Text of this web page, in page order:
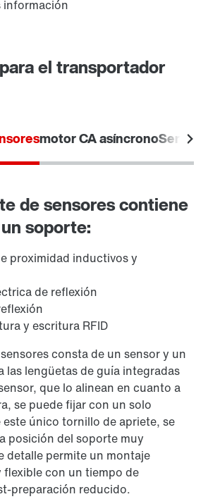
el transportador
motor CA asíncrono
de sensores contiene
soporte:
proximidad inductivos y
de reflexión
y escritura RFID
consta de un sensor y un
las lengüetas de guía integradas
que lo alinean en cuanto a
se puede fijar con un solo
único tornillo de apriete, se
posición del soporte muy
detalle permite un montaje
con un tiempo de
preparación reducido.